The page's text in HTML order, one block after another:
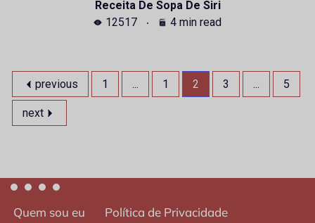
Receita De Sopa De Siri
12517
4 min read
previous 1 ... 1 2 3 ... 5
next
Quem sou eu Política de Privacidade